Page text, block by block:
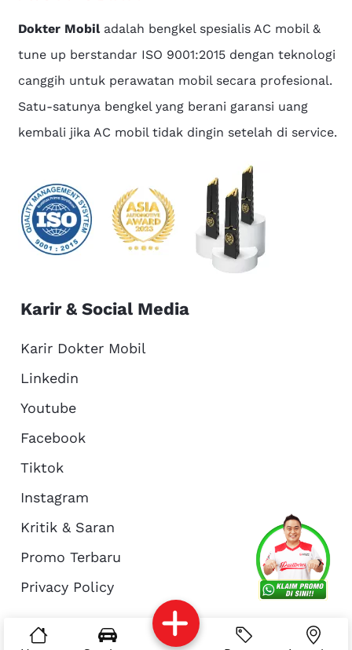
About Us
Reservasi Article
Dokter Mobiladalah bengkel spesialis AC mobil &
tune up berstandar ISO 9001:2015 dengan teknologi
canggih untuk perawatan mobil secara profesional.
Satu-satunya bengkel yang berani garansi uang
kembali jika AC mobil tidak dingin setelah di service.
Karir & Social Media
Karir Dokter Mobil
Linkedin
Youtube
Facebook
Tiktok
Instagram
Kritik & Saran
Promo Terbaru
Privacy Policy